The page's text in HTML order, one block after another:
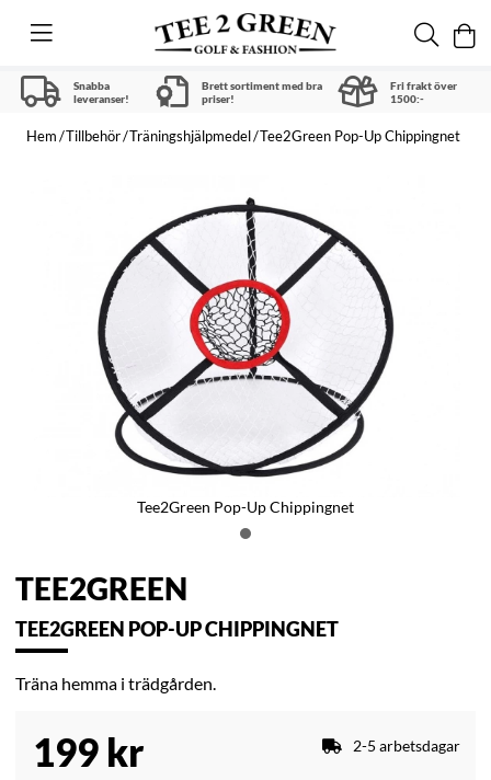
Snabba
leveranser!
Brett sortiment med bra
priser!
Fri frakt över
1500:-
Hem Tillbehör Träningshjälpmedel Tee2Green Pop-Up Chippingnet
Tee2Green Pop-Up Chippingnet
TEE2GREEN
TEE2GREEN POP-UP CHIPPINGNET
Träna hemma i trädgården.
199 kr 2-5 arbetsdagar